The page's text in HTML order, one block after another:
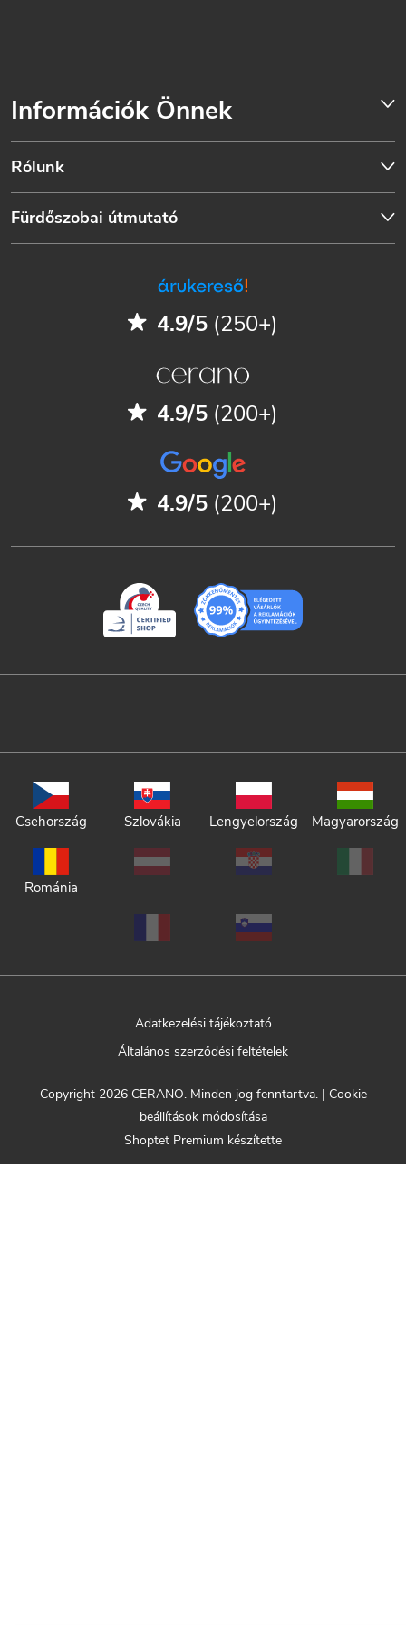
Információk Önnek
Rólunk
Fürdőszobai útmutató
4.9/5 (250+)
4.9/5 (200+)
4.9/5 (200+)
Csehország Szlovákia Lengyelország Magyarország
Románia
Adatkezelési tájékoztató
Általános szerződési feltételek
Shoptet Premium készítette
Copyright 2026 CERANO. Minden jog fenntartva. | Cookie
beállítások módosítása